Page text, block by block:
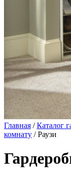
Главная /Каталог
комнату / Раузи